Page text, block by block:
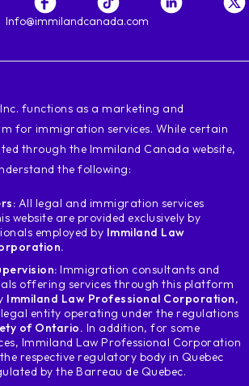
Info@immilandcanada.com
functions as a marketing and
for immigration services. While certain
through the Immiland Canada website,
the following:
All legal and immigration services
website are provided exclusively by
employed by Immiland Law
Immigration consultants and
offering services through this platform
Immiland Law Professional Corporation,
entity operating under the regulations
of Ontario. In addition, for some
Immiland Law Professional Corporation
respective regulatory body in Quebec
by the Barreau de Quebec.